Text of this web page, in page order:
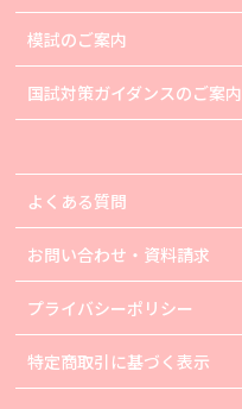
模試のご案内
国試対策ガイダンスのご案内
よくある質問
お問い合わせ・資料請求
プライバシーポリシー
特定商取引に基づく表示